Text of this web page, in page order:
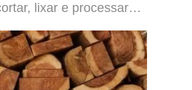
lixar e processar…